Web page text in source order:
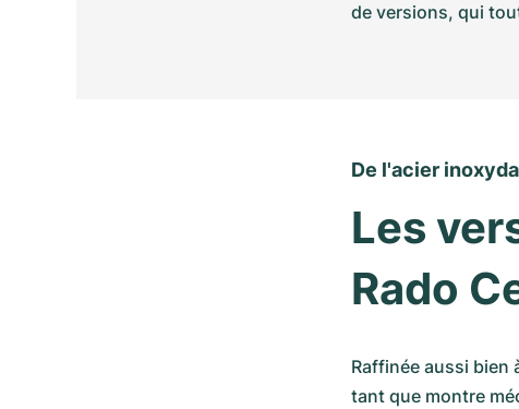
de versions, qui
De l'acier
Les
Rado
Raffinée aussi bien
tant que montre